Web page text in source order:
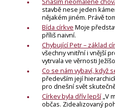
stavbě nese jeden
nějakém jiném. Právě
Bída církve Moje
příliš naivní.
Chybující Petr – základ
všechny vnitřní i vnější
vytrvala ve věrnosti
Co se nám vybaví, když
především její
pro dnešní svět
Církev byla dřív lepší „V
občas. Zidealizovaný